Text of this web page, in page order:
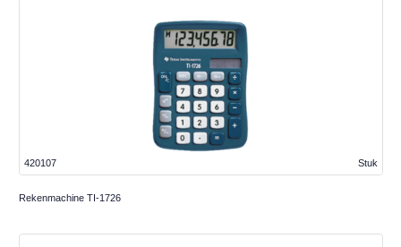
Stuk
420107
Rekenmachine TI-1726